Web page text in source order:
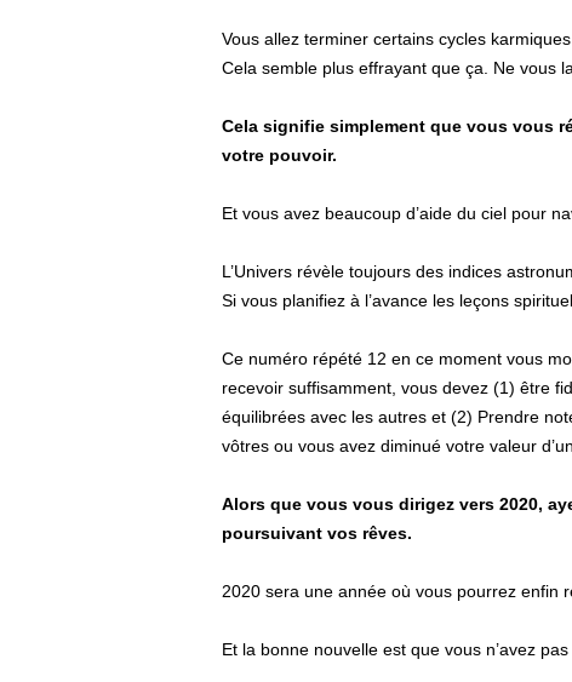
Vous allez terminer certains cycles
Cela semble plus effrayant que ça. Ne vous
Cela signifie simplement que vous vous
votre pouvoir.
Et vous avez beaucoup d’aide du ciel pour
L’Univers révèle toujours des indices
Si vous planifiez à l’avance les leçons
Ce numéro répété 12 en ce moment vous
recevoir suffisamment, vous devez (1) être
équilibrées avec les autres et (2) Prendre
vôtres ou vous avez diminué votre valeur
Alors que vous vous dirigez vers 2020,
poursuivant vos rêves.
2020 sera une année où vous pourrez enfin
Et la bonne nouvelle est que vous n’avez